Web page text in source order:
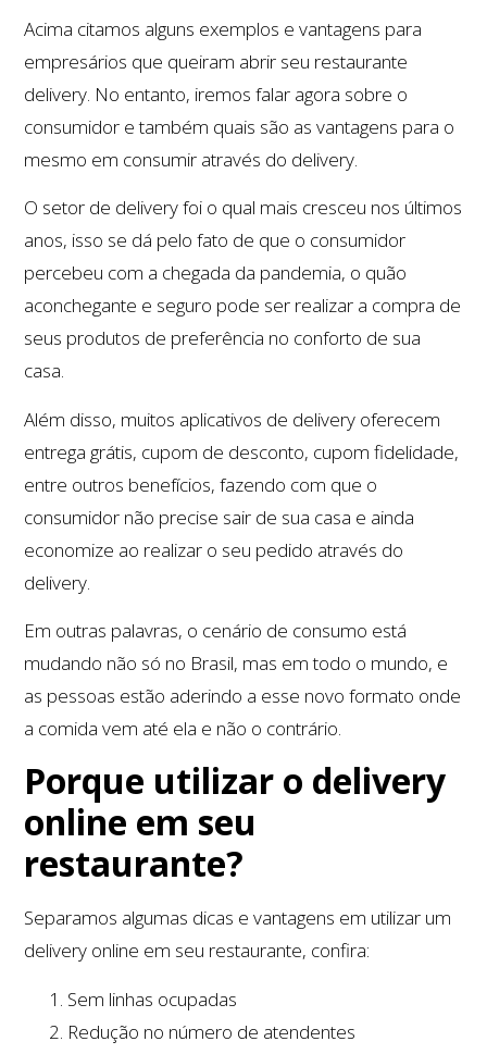
Acima citamos alguns exemplos e vantagens para
empresários que queiram abrir seu restaurante
delivery. No entanto, iremos falar agora sobre o
consumidor e também quais são as vantagens para o
mesmo em consumir através do delivery.
O setor de delivery foi o qual mais cresceu nos últimos
anos, isso se dá pelo fato de que o consumidor
percebeu com a chegada da pandemia, o quão
aconchegante e seguro pode ser realizar a compra de
seus produtos de preferência no conforto de sua
casa.
Além disso, muitos aplicativos de delivery oferecem
entrega grátis, cupom de desconto, cupom fidelidade,
entre outros benefícios, fazendo com que o
consumidor não precise sair de sua casa e ainda
economize ao realizar o seu pedido através do
delivery.
Em outras palavras, o cenário de consumo está
mudando não só no Brasil, mas em todo o mundo, e
as pessoas estão aderindo a esse novo formato onde
a comida vem até ela e não o contrário.
Porque utilizar o delivery
online em seu
restaurante?
Separamos algumas dicas e vantagens em utilizar um
delivery online em seu restaurante, confira:
Sem linhas ocupadas
Redução no número de atendentes